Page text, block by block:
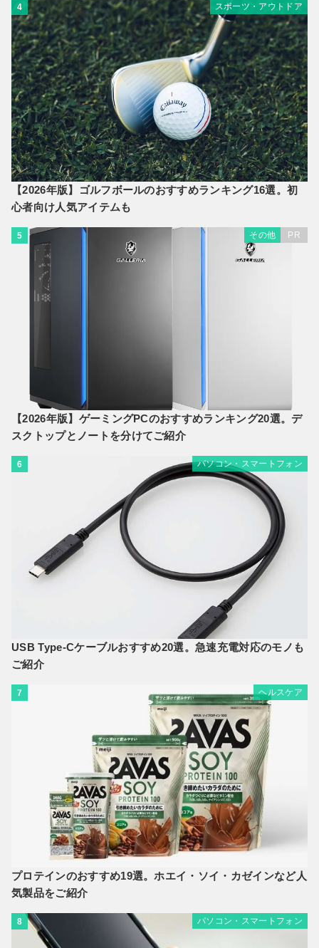
4 スポーツ・アウトドア
【2026年版】ゴルフボールのおすすめランキング16選。初
心者向け人気アイテムも
5 その他 PR
【2026年版】ゲーミングPCのおすすめランキング20選。デ
スクトップとノートを分けてご紹介
6 パソコン・スマートフォン
USB Type-Cケーブルおすすめ20選。急速充電対応のモノも
ご紹介
7 ヘルスケア
プロテインのおすすめ19選。ホエイ・ソイ・カゼインなど人
気製品をご紹介
8 パソコン・スマートフォン